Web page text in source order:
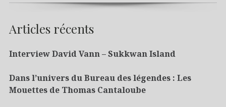
Articles récents
Interview David Vann – Sukkwan Island
Dans l’univers du Bureau des légendes : Les
Mouettes de Thomas Cantaloube